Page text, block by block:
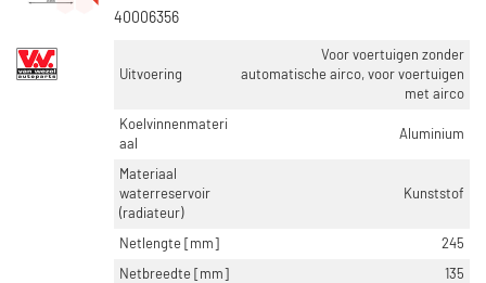
40006356
Uitvoering
Voor voertuigen zonder
automatische airco, voor voertuigen
met airco
Koelvinnenmateri
aal
Aluminium
Materiaal
waterreservoir
(radiateur)
Kunststof
Netlengte [mm]
245
Netbreedte [mm]
135